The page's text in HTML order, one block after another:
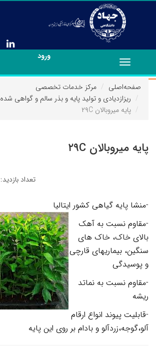
ورود
Toggle
navigation
صفحه‌اصلی
مرکز خدمات تخصصی
ریزازدیادی و تولید پایه و بذر سالم و گواهی شده
پایه میروبالان ۲۹C
پایه میروبالان ۲۹C
تعداد بازدید:۵۴۶
-منشا پایه گیاهی کشور ایتالیا
-مقاوم نسبت به آهک
بالای خاک، خاک های
سنگین، بیماریهای قارچی
و پوسیدگی
-مقاوم نسبت به نماتد
ریشه
-قابلیت پیوند انواع ارقام
آلو،گوجه،زردآلو و بادام بر روی این پایه